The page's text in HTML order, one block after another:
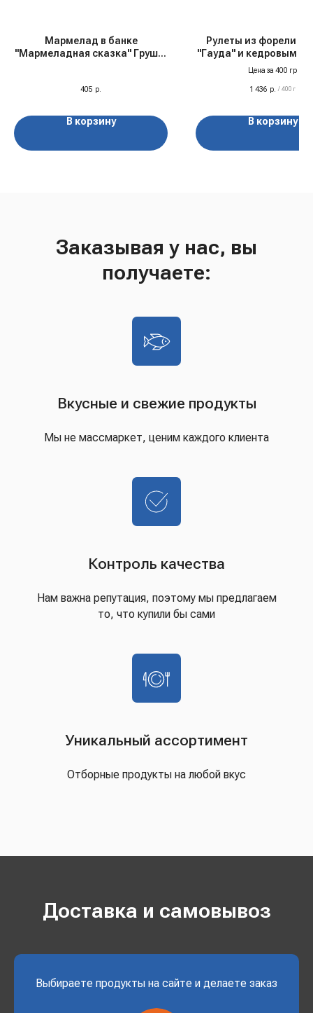
Мармелад в банке
"Мармеладная сказка" Груша,
405 р.
В корзину
Рулеты из форели с
"Гауда" и кедровым
м
Цена за 400 гр
1 436 р. / 400 г
В корзину
Заказывая у нас, вы
получаете:
Вкусные и свежие продукты
Мы не массмаркет, ценим каждого клиента
Контроль качества
Нам важна репутация, поэтому мы предлагаем
то, что купили бы сами
Уникальный ассортимент
Отборные продукты на любой вкус
Доставка и самовывоз
Выбираете продукты на сайте и делаете заказ